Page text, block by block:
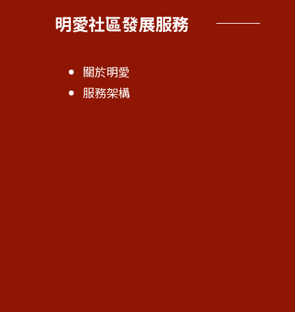
明愛社區發展服務
關於明愛
服務架構